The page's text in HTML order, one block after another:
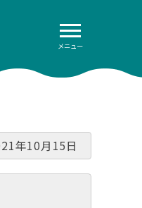
メニュー
年10月15日